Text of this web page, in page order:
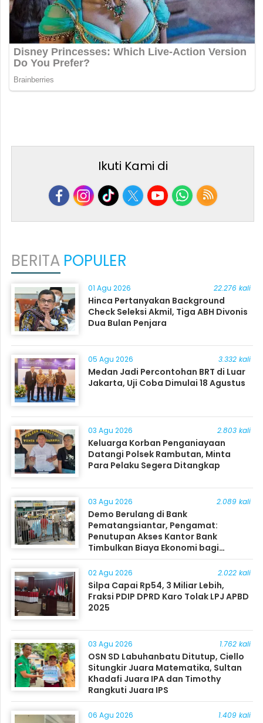
Ikuti Kami di
BERITA POPULER
01 Agu 2026 22.276 kali
Hinca Pertanyakan Background
Check Seleksi Akmil, Tiga ABH Divonis
Dua Bulan Penjara
05 Agu 2026 3.332 kali
Medan Jadi Percontohan BRT di Luar
Jakarta, Uji Coba Dimulai 18 Agustus
03 Agu 2026 2.803 kali
Keluarga Korban Penganiayaan
Datangi Polsek Rambutan, Minta
Para Pelaku Segera Ditangkap
03 Agu 2026 2.089 kali
Demo Berulang di Bank
Pematangsiantar, Pengamat:
Penutupan Akses Kantor Bank
Timbulkan Biaya Ekonomi bagi
Masyarakat
02 Agu 2026 2.022 kali
Silpa Capai Rp54, 3 Miliar Lebih,
Fraksi PDIP DPRD Karo Tolak LPJ APBD
2025
03 Agu 2026 1.762 kali
OSN SD Labuhanbatu Ditutup, Ciello
Situngkir Juara Matematika, Sultan
Khadafi Juara IPA dan Timothy
Rangkuti Juara IPS
06 Agu 2026 1.409 kali